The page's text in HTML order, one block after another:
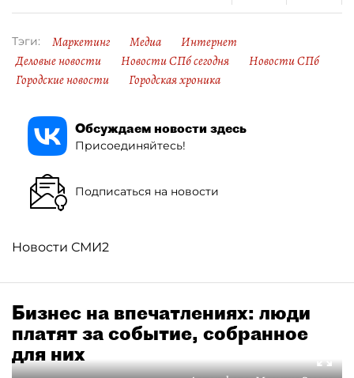
Тэги: Маркетинг Медиа
Интернет
Деловые новости
Новости СПб сегодня
Новости СПб
Городские новости
Городская хроника
Обсуждаем новости здесь
Присоединяйтесь!
Подписаться на новости
Новости СМИ2
Бизнес на впечатлениях: люди
платят за событие, собранное
для них